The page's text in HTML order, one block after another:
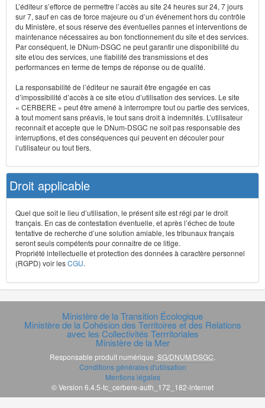
L’éditeur s’efforce de permettre l’accès au site 24 heures sur 24, 7 jours
sur 7, sauf en cas de force majeure ou d’un événement hors du contrôle
du Ministère, et sous réserve des éventuelles pannes et interventions de
maintenance nécessaires au bon fonctionnement du site et des services.
Par conséquent, le DNum-DSGC ne peut garantir une disponibilité du
site et/ou des services, une fiabilité des transmissions et des
performances en terme de temps de réponse ou de qualité.
La responsabilité de l’éditeur ne saurait être engagée en cas
d’impossibilité d’accès à ce site et/ou d’utilisation des services. Le site
« CERBERE » peut être amené à interrompre tout ou partie des services,
à tout moment sans préavis, le tout sans droit à indemnités. L’utilisateur
reconnaît et accepte que le DNum-DSGC ne soit pas responsable des
interruptions, et des conséquences qui peuvent en découler pour
l’utilisateur ou tout tiers.
Droit applicable
Quel que soit le lieu d’utilisation, le présent site est régi par le droit
français. En cas de contestation éventuelle, et après l’échec de toute
tentative de recherche d’une solution amiable, les tribunaux français
seront seuls compétents pour connaître de ce litige.
Propriété intellectuelle et protection des données à caractère personnel
(RGPD) voir lesCGU.
Ministère de la Transition Écologique
Ministère de la Cohésion des Territoires et des Relations
avec les Collectivités Terrritoriales
Ministère de la Mer
Responsable produit numérique SG/DNUM/DSGC
Conditions générales d'utilisation
Mentions légales
© Version 6.4.5-tc_cerbere-auth_172_182-internet